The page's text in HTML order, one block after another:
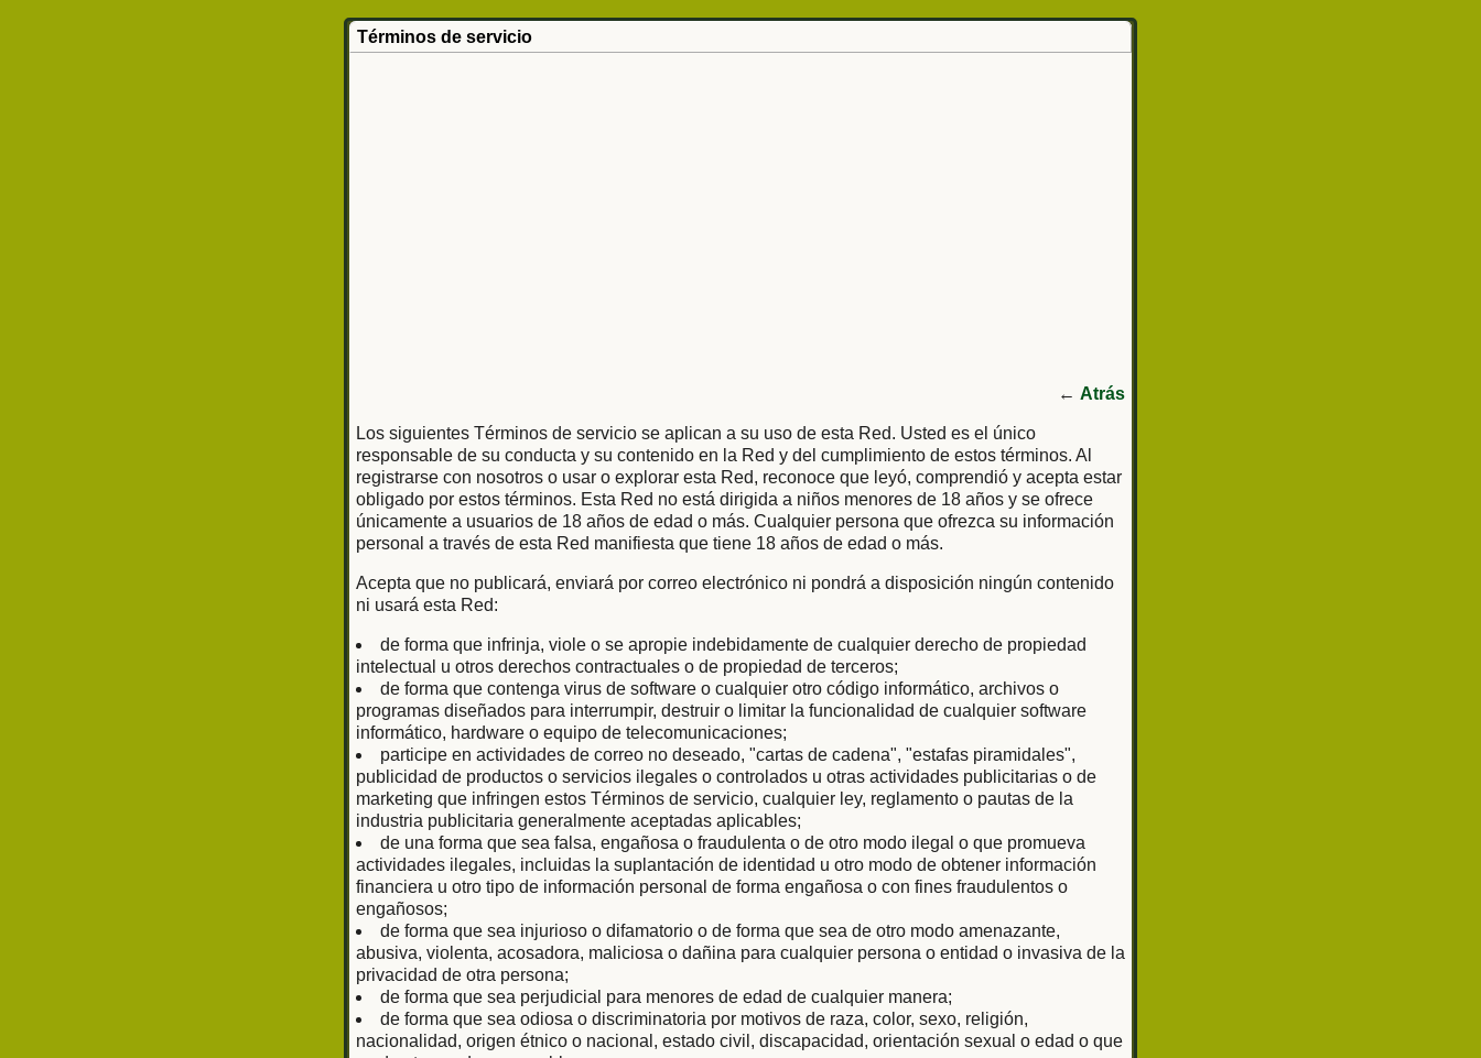
Términos de servicio
← Atrás
Los siguientes Términos de servicio se aplican a su uso de esta Red. Usted es el único
responsable de su conducta y su contenido en la Red y del cumplimiento de estos términos. Al
registrarse con nosotros o usar o explorar esta Red, reconoce que leyó, comprendió y acepta estar
obligado por estos términos. Esta Red no está dirigida a niños menores de 18 años y se ofrece
únicamente a usuarios de 18 años de edad o más. Cualquier persona que ofrezca su información
personal a través de esta Red manifiesta que tiene 18 años de edad o más.
Acepta que no publicará, enviará por correo electrónico ni pondrá a disposición ningún contenido
ni usará esta Red:
de forma que infrinja, viole o se apropie indebidamente de cualquier derecho de propiedad
intelectual u otros derechos contractuales o de propiedad de terceros;
de forma que contenga virus de software o cualquier otro código informático, archivos o
programas diseñados para interrumpir, destruir o limitar la funcionalidad de cualquier software
informático, hardware o equipo de telecomunicaciones;
participe en actividades de correo no deseado, "cartas de cadena", "estafas piramidales",
publicidad de productos o servicios ilegales o controlados u otras actividades publicitarias o de
marketing que infringen estos Términos de servicio, cualquier ley, reglamento o pautas de la
industria publicitaria generalmente aceptadas aplicables;
de una forma que sea falsa, engañosa o fraudulenta o de otro modo ilegal o que promueva
actividades ilegales, incluidas la suplantación de identidad u otro modo de obtener información
financiera u otro tipo de información personal de forma engañosa o con fines fraudulentos o
engañosos;
de forma que sea injurioso o difamatorio o de forma que sea de otro modo amenazante,
abusiva, violenta, acosadora, maliciosa o dañina para cualquier persona o entidad o invasiva de la
privacidad de otra persona;
de forma que sea perjudicial para menores de edad de cualquier manera;
de forma que sea odiosa o discriminatoria por motivos de raza, color, sexo, religión,
nacionalidad, origen étnico o nacional, estado civil, discapacidad, orientación sexual o edad o que